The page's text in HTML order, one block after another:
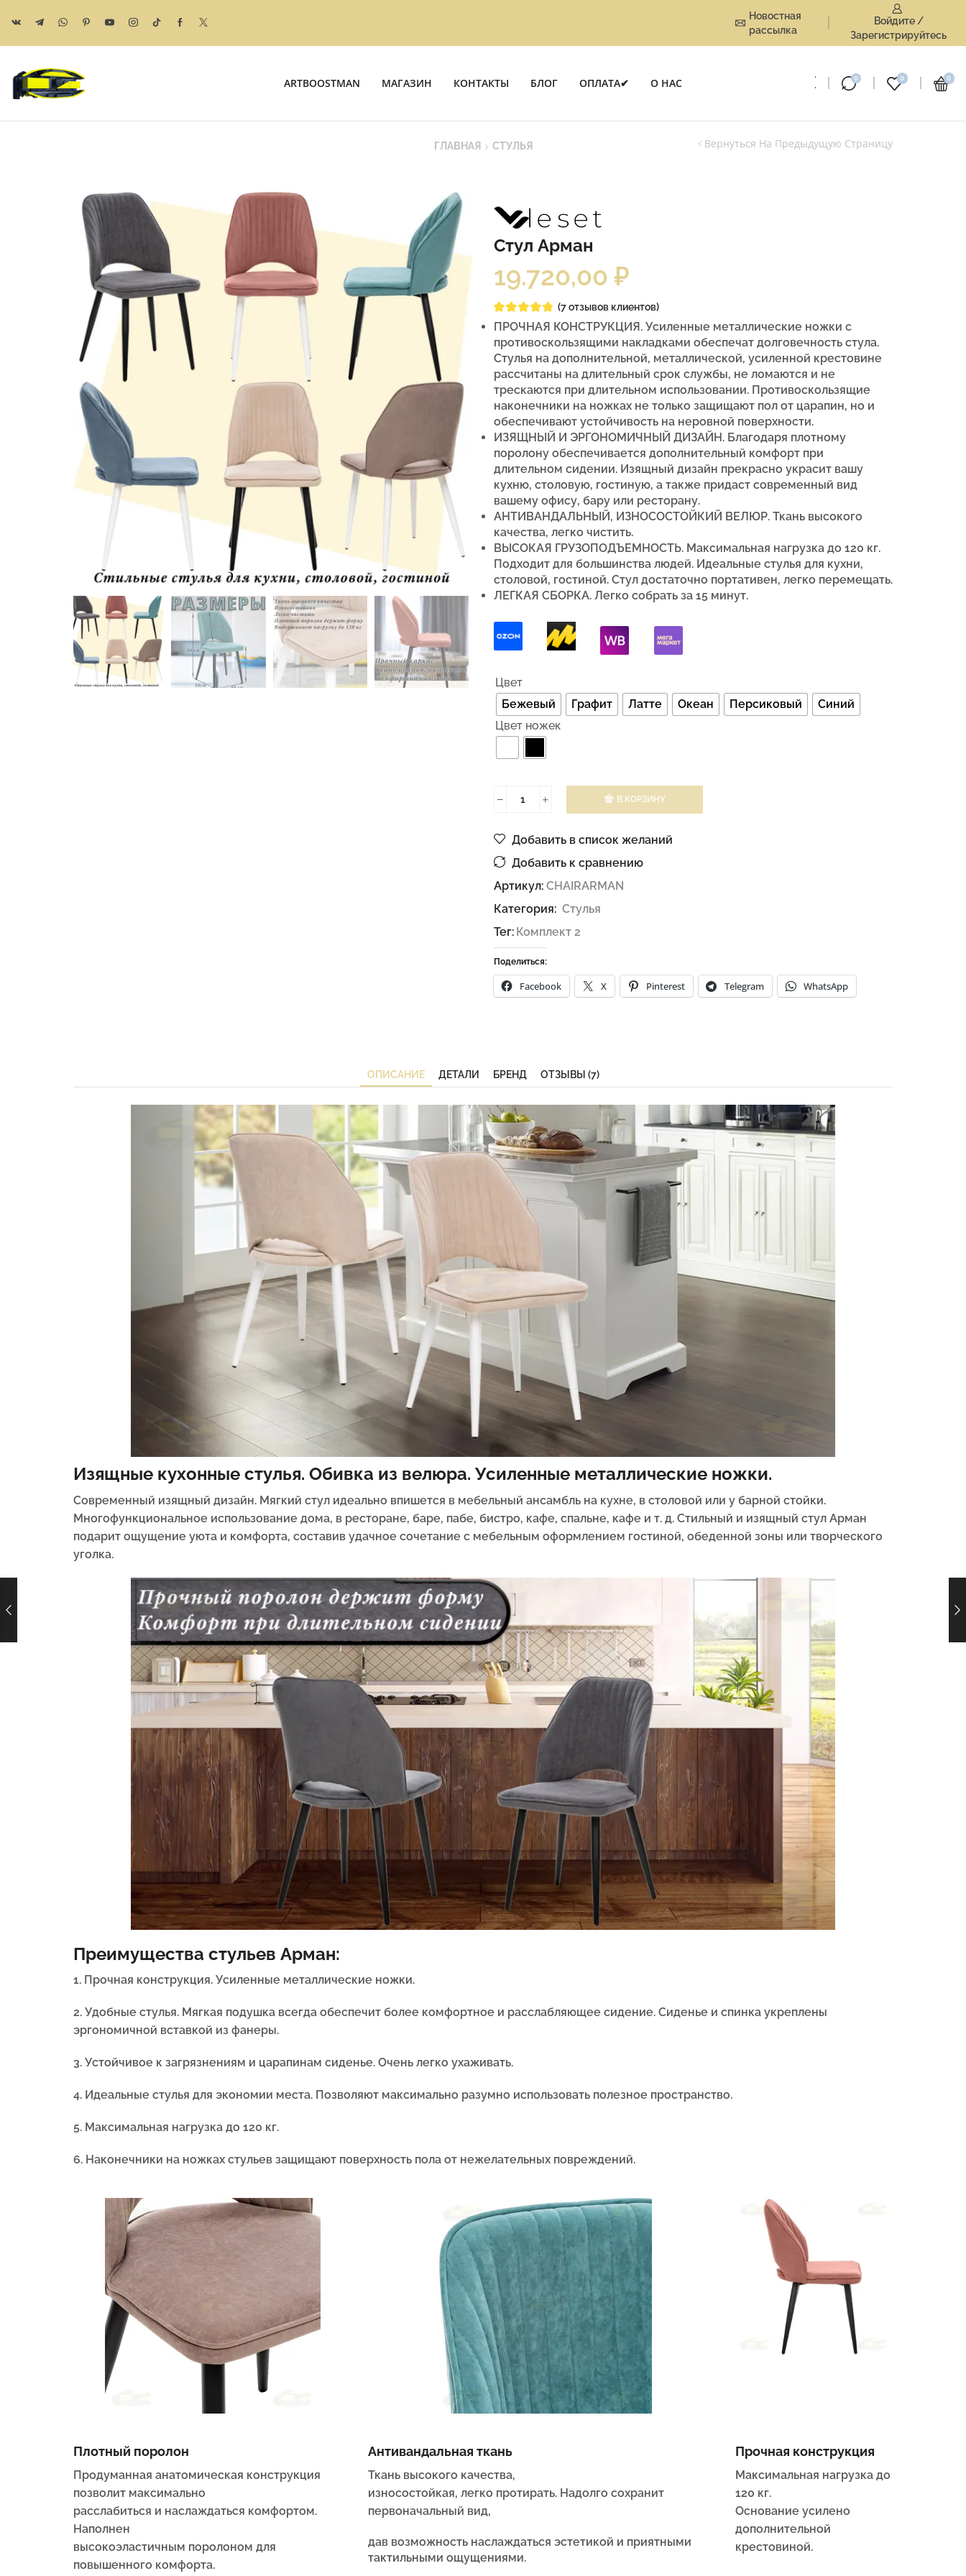
Новостная
рассылка
Войдите /
Зарегистрируйтесь
ARTBOOSTMAN МАГАЗИН КОНТАКТЫ БЛОГ ОПЛАТА✔ О НАС 0 0 0
ГЛАВНАЯ СТУЛЬЯ Вернуться На Предыдущую Страницу
Стул Арман
19.720,00 ₽
(7отзывов клиентов)
ПРОЧНАЯ КОНСТРУКЦИЯ. Усиленные металлические ножки с
противоскользящими накладками обеспечат долговечность стула.
Стулья на дополнительной, металлической, усиленной крестовине
рассчитаны на длительный срок службы, не ломаются и не
трескаются при длительном использовании. Противоскользящие
наконечники на ножках не только защищают пол от царапин, но и
обеспечивают устойчивость на неровной поверхности.
ИЗЯЩНЫЙ И ЭРГОНОМИЧНЫЙ ДИЗАЙН. Благодаря плотному
поролону обеспечивается дополнительный комфорт при
длительном сидении. Изящный дизайн прекрасно украсит вашу
кухню, столовую, гостиную, а также придаст современный вид
вашему офису, бару или ресторану.
АНТИВАНДАЛЬНЫЙ, ИЗНОСОСТОЙКИЙ ВЕЛЮР. Ткань высокого
качества, легко чистить.
ВЫСОКАЯ ГРУЗОПОДЪЕМНОСТЬ. Максимальная нагрузка до 120 кг.
Подходит для большинства людей. Идеальные стулья для кухни,
столовой, гостиной. Стул достаточно портативен, легко перемещать.
ЛЕГКАЯ СБОРКА. Легко собрать за 15 минут.
Цвет
Бежевый
Графит Латте Океан Персиковый
Синий
Цвет ножек
В КОРЗИНУ
Добавить в список желаний
Добавить к сравнению
Артикул: CHAIRARMAN
Категория: Стулья
Тег: Комплект 2
Поделиться:
Facebook X Pinterest Telegram WhatsApp
ОПИСАНИЕ ДЕТАЛИ БРЕНД ОТЗЫВЫ (7)
Изящные кухонные стулья. Обивка из велюра. Усиленные металлические ножки.
Современный изящный дизайн. Мягкий стул идеально впишется в мебельный ансамбль на кухне, в столовой или у барной стойки.
Многофункциональное использование дома, в ресторане, баре, пабе, бистро, кафе, спальне, кафе и т. д. Стильный и изящный стул Арман
подарит ощущение уюта и комфорта, составив удачное сочетание с мебельным оформлением гостиной, обеденной зоны или творческого
уголка.
Преимущества стульев Арман:
1. Прочная конструкция. Усиленные металлические ножки.
2. Удобные стулья. Мягкая подушка всегда обеспечит более комфортное и расслабляющее сидение. Сиденье и спинка укреплены
эргономичной вставкой из фанеры.
3. Устойчивое к загрязнениям и царапинам сиденье. Очень легко ухаживать.
4. Идеальные стулья для экономии места. Позволяют максимально разумно использовать полезное пространство.
5. Максимальная нагрузка до 120 кг.
6. Наконечники на ножках стульев защищают поверхность пола от нежелательных повреждений.
Плотный поролон
Продуманная анатомическая конструкция
позволит максимально
расслабиться и наслаждаться комфортом.
Наполнен
высокоэластичным поролоном для
повышенного комфорта.
Антивандальная ткань
Ткань высокого качества,
износостойкая, легко протирать. Надолго сохранит
первоначальный вид,
дав возможность наслаждаться эстетикой и приятными
тактильными ощущениями.
Прочная конструкция
Максимальная нагрузка до
120 кг.
Основание усилено
дополнительной
крестовиной.